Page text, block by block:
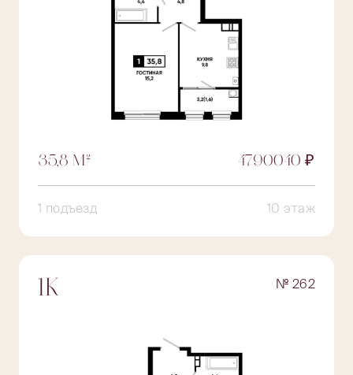
35,8 М² 4790040 ₽
1 подъезд 10 этаж
1К № 262